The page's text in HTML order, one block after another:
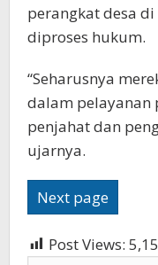
perangkat desa
diproses hukum.
“Seharusnya
dalam
penjahat dan
ujarnya.
Next page
Post Views: